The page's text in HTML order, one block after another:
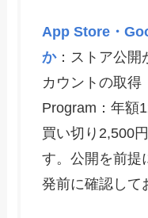
App Store・
か：ストア公開
カウントの取得
Program：年額
買い切り2,500
す。公開を前提
発前に確認して